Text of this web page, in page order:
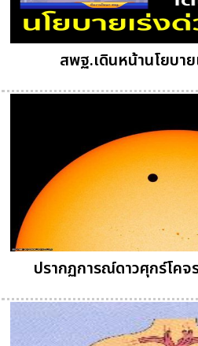
สพฐ.เดินหน้านโยบาย
ปรากฏการณ์ดาวศุกร์โค